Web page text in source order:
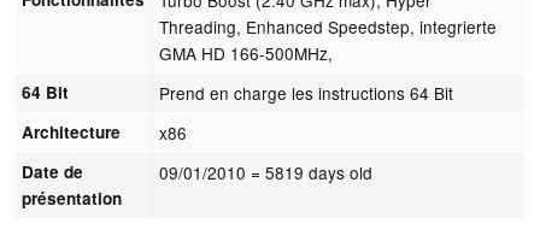
Threading, Enhanced Speedstep, integrierte
GMA HD 166-500MHz,
64 Bit Prend en charge les instructions 64 Bit
Architecture x86
Date de
présentation
09/01/2010 = 5819 days old